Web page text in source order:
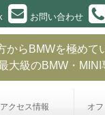
お問い合わせ
からBMWを極めて
大級のBMW・MINI
アクセス情報 オ